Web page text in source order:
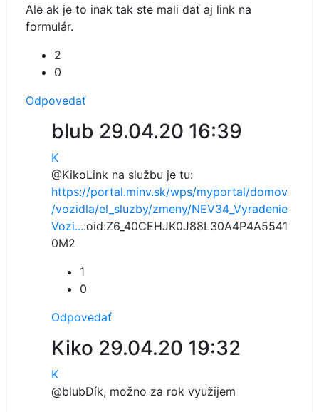
Ale ak je to inak tak ste mali dať aj link na
formulár.
2
0
Odpovedať
blub 29.04.20 16:39
K
@KikoLink na službu je tu:
https://portal.minv.sk/wps/myportal/domov
/vozidla/el_sluzby/zmeny/NEV34_Vyradenie
Vozi...:oid:Z6_40CEHJK0J88L30A4P4A5541
0M2
1
0
Odpovedať
Kiko 29.04.20 19:32
K
@blubDík, možno za rok využijem